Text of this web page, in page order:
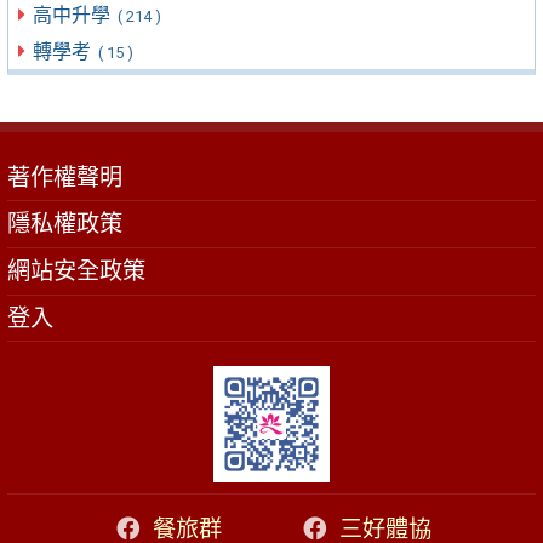
高中升學 ( 214 )
轉學考 ( 15 )
著作權聲明
隱私權政策
網站安全政策
登入
餐旅群 三好體協